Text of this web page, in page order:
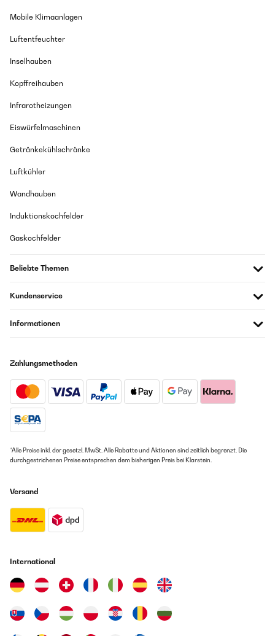
Mobile Klimaanlagen
Luftentfeuchter
Inselhauben
Kopffreihauben
Infrarotheizungen
Eiswürfelmaschinen
Getränkekühlschränke
Luftkühler
Wandhauben
Induktionskochfelder
Gaskochfelder
Beliebte Themen
Kundenservice
Informationen
Zahlungsmethoden
*Alle Preise inkl. der gesetzl. MwSt. Alle Rabatte und Aktionen sind zeitlich begrenzt. Die
durchgestrichenen Preise entsprechen dem bisherigen Preis bei Klarstein.
Versand
International